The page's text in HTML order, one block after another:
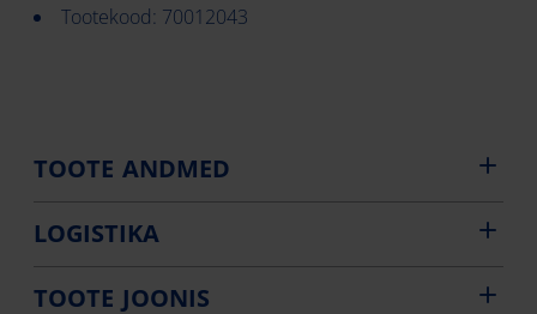
Tootekood: 70012043
TOOTE ANDMED
LOGISTIKA
TOOTE JOONIS